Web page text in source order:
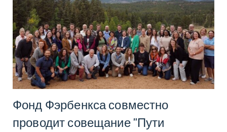
Фонд Фэрбенкса совместно
проводит совещание "Пути